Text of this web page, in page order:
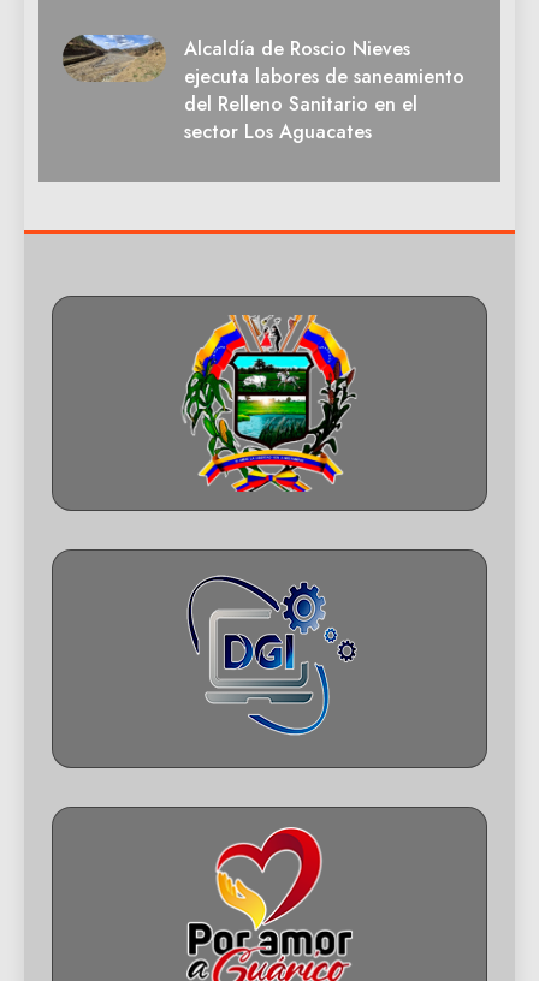
Alcaldía de Roscio Nieves
ejecuta labores de saneamiento
del Relleno Sanitario en el
sector Los Aguacates